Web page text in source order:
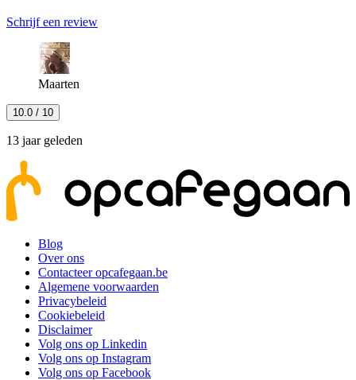
Schrijf een review
Maarten
10.0 / 10
13 jaar geleden
Blog
Over ons
Contacteer opcafegaan.be
Algemene voorwaarden
Privacybeleid
Cookiebeleid
Disclaimer
Volg ons op Linkedin
Volg ons op Instagram
Volg ons op Facebook